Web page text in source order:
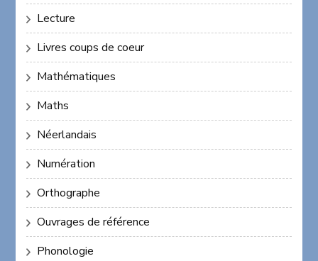
Lecture
Livres coups de coeur
Mathématiques
Maths
Néerlandais
Numération
Orthographe
Ouvrages de référence
Phonologie